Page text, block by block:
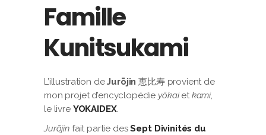
Famille
Kunitsukami
L’illustration deJurōjin 恵比寿 provient de
mon projet d’encyclopédie yōkaietkami,
le livre YOKAIDEX.
Jurōjinfait partie desSept Divinités du